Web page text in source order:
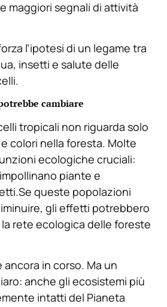
maggiori segnali di attività
l’ipotesi di un legame tra
insetti e salute delle
cambiare
tropicali non riguarda solo
colori nella foresta. Molte
ecologiche cruciali:
piante e
queste popolazioni
gli effetti potrebbero
rete ecologica delle foreste
ancora in corso. Ma un
anche gli ecosistemi più
intatti del Pianeta